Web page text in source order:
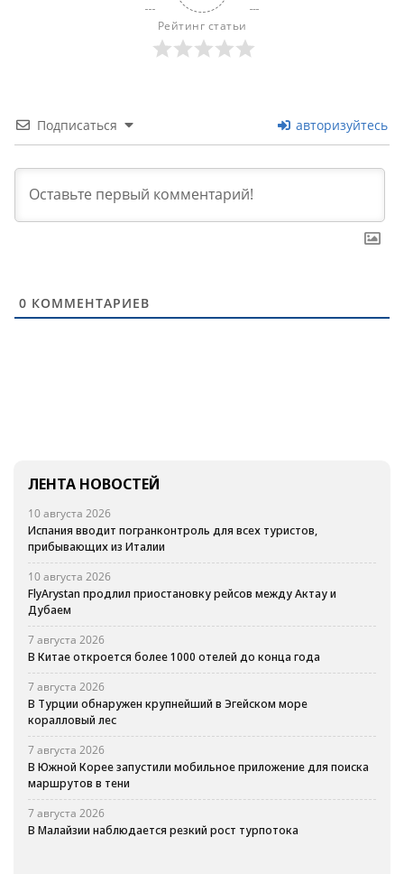
Рейтинг статьи
Подписаться авторизуйтесь
0 КОММЕНТАРИЕВ
ЛЕНТА НОВОСТЕЙ
10 августа 2026
Испания вводит погранконтроль для всех туристов,
прибывающих из Италии
10 августа 2026
FlyArystan продлил приостановку рейсов между Актау и
Дубаем
7 августа 2026
В Китае откроется более 1000 отелей до конца года
7 августа 2026
В Турции обнаружен крупнейший в Эгейском море
коралловый лес
7 августа 2026
В Южной Корее запустили мобильное приложение для поиска
маршрутов в тени
7 августа 2026
В Малайзии наблюдается резкий рост турпотока